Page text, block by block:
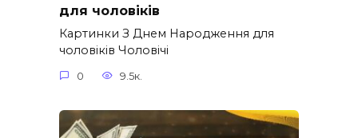
для чоловіків​
Картинки З Днем Народження для
чоловіків​ Чоловічі
0 9.5к.